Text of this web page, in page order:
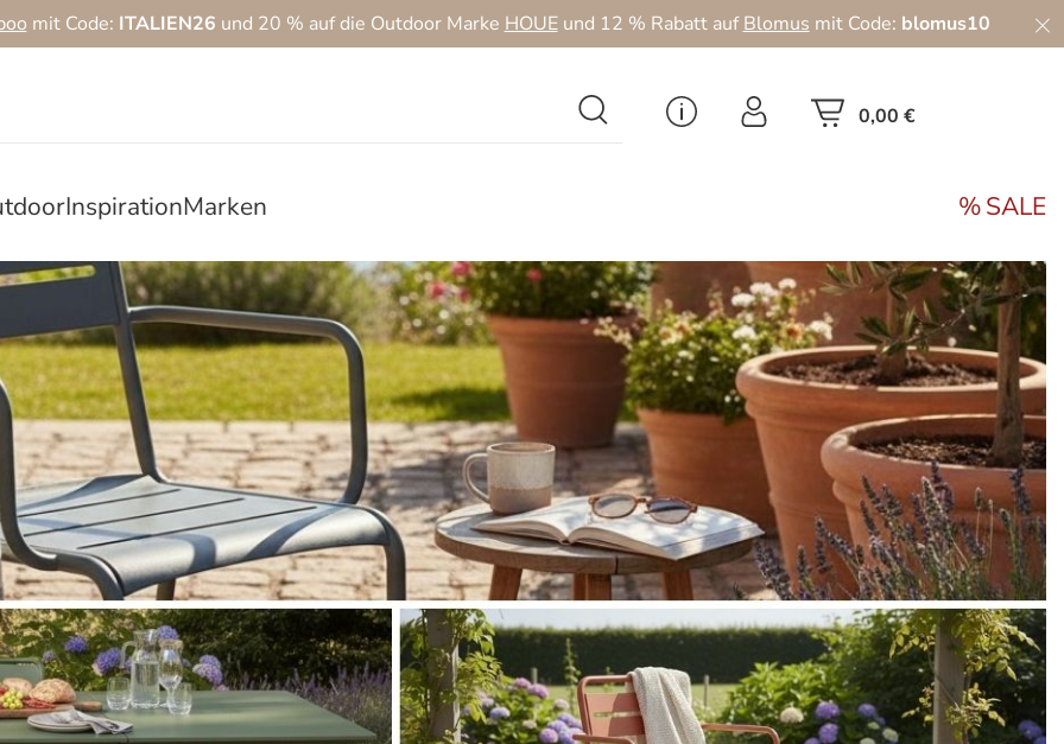
mit Code: ITALIEN26 und 20 % auf die Outdoor Marke HOUEund 12 % Rabatt aufBlomus mit Code: blomus10
0,00 €
InspirationMarken SALE